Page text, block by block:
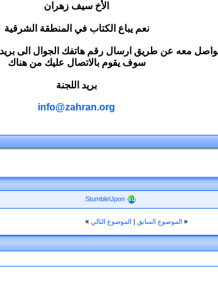
الأخ سيف زهران
نعم يباع الكتاب في المنطقة الشرقية
معه عن طريق ارسال رقم هاتفك الجوال الى بريد
سوف يقوم بالاتصال عليك من هناك
بريد اللجنة
info@zahran.org
StumbleUpon
« الموضوع السابق الموضوع التالي »